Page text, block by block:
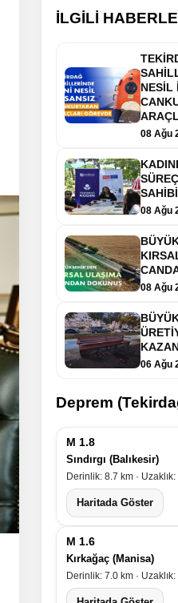
İLGİLİ
NESİL
08 Ağu
08 Ağu
08 Ağu
06 Ağu
Deprem
M 1.8
Sındırgı (Balıkesir)
Derinlik: 8.7 km ·
Haritada Göster
M 1.6
Kırkağaç (Manisa)
Derinlik: 7.0 km ·